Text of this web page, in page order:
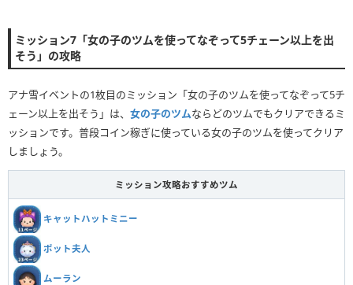
ミッション7「女の子のツムを使ってなぞって5チェーン以上を出
そう」の攻略
アナ雪イベントの1枚目のミッション「女の子のツムを使ってなぞって5チ
ェーン以上を出そう」は、 女の子のツムならどのツムでもクリアできるミ
ッションです。普段コイン稼ぎに使っている女の子のツムを使ってクリア
しましょう。
ミッション攻略おすすめツム
キャットハットミニー
ポット夫人
ムーラン